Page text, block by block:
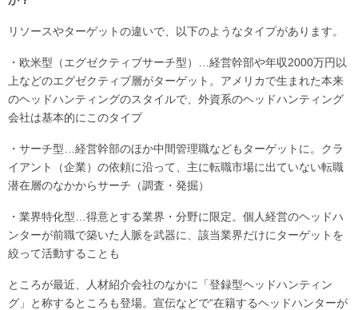
リソースやターゲットの違いで、以下のようなタイプがあります。
・欧米型（エグゼクティブサーチ型）…経営幹部や年収2000万円以
上などのエグゼクティブ層がターゲット。アメリカで生まれた本来
のヘッドハンティングのスタイルで、外資系のヘッドハンティング
会社は基本的にこのタイプ
・サーチ型…経営幹部のほか中間管理職などもターゲットに。クラ
イアント（企業）の依頼に沿って、主に転職市場に出ていない転職
潜在層のなかからサーチ（調査・発掘）
・業界特化型…得意とする業界・分野に限定。個人経営のヘッドハ
ンターが前職で築いた人脈を武器に、該当業界だけにターゲットを
絞って活動することも
ところが最近、人材紹介会社のなかに「登録型ヘッドハンティン
グ」と称するところも登場。宣伝などで“在籍するヘッドハンターが